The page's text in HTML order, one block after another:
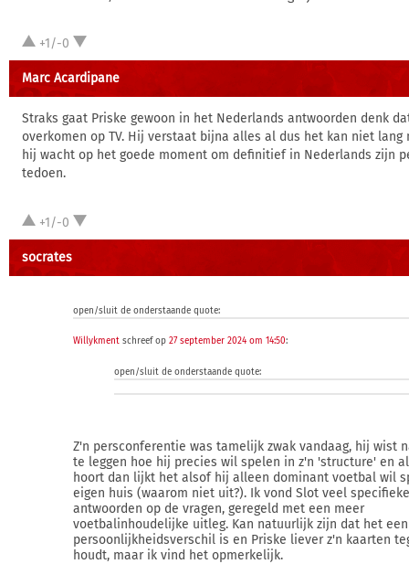
+1/-0
Marc Acardipane
Straks gaat Priske gewoon in het Nederlands antwoorden denk
overkomen op TV. Hij verstaat bijna alles al dus het kan niet lang
hij wacht op het goede moment om definitief in Nederlands zijn
tedoen.
+1/-0
socrates
open/sluit de onderstaande quote:
Willykment schreef op 27 september 2024 om 14:50:
open/sluit de onderstaande quote:
Z'n persconferentie was tamelijk zwak vandaag, hij wist
te leggen hoe hij precies wil spelen in z'n 'structure' en
hoort dan lijkt het alsof hij alleen dominant voetbal wil
eigen huis (waarom niet uit?). Ik vond Slot veel
antwoorden op de vragen, geregeld met een meer
voetbalinhoudelijke uitleg. Kan natuurlijk zijn dat het een
persoonlijkheidsverschil is en Priske liever z'n kaarten
houdt, maar ik vind het opmerkelijk.